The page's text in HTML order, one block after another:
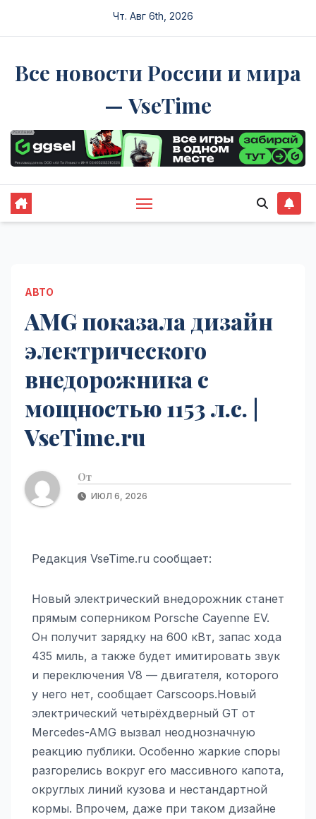
Чт. Авг 6th, 2026
Все новости России и мира
— VseTime
АВТО
AMG показала дизайн
электрического
внедорожника с
мощностью 1153 л.с. |
VseTime.ru
От
ИЮЛ 6, 2026
Редакция VseTime.ru сообщает:
Новый электрический внедорожник станет
прямым соперником Porsche Cayenne EV.
Он получит зарядку на 600 кВт, запас хода
435 миль, а также будет имитировать звук
и переключения V8 — двигателя, которого
у него нет, сообщает Carscoops.Новый
электрический четырёхдверный GT от
Mercedes-AMG вызвал неоднозначную
реакцию публики. Особенно жаркие споры
разгорелись вокруг его массивного капота,
округлых линий кузова и нестандартной
кормы. Впрочем, даже при таком дизайне